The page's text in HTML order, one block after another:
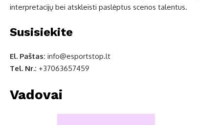
interpretacijų bei atskleisti paslėptus scenos talentus.
Susisiekite
El. Paštas: info@esportstop.lt
Tel. Nr.: +37063657459
Vadovai